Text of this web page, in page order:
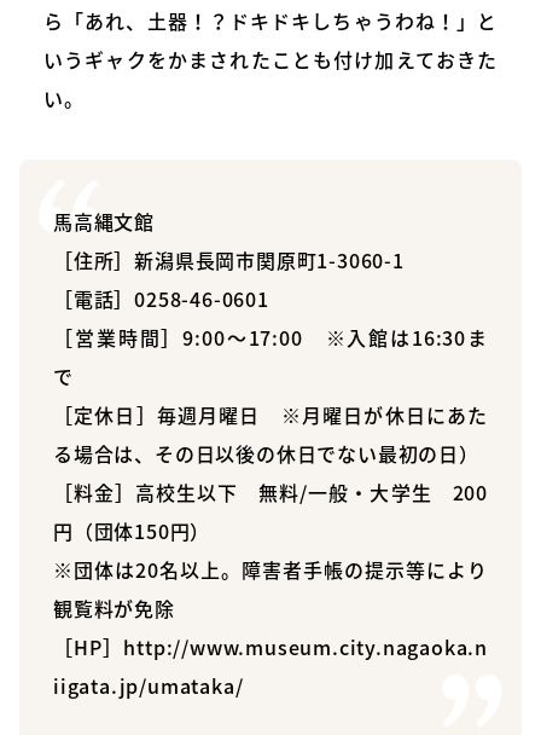
ら「あれ、土器！？ドキドキしちゃうわね！」と
いうギャクをかまされたことも付け加えておきた
い。
馬高縄文館
［住所］新潟県長岡市関原町1-3060-1
［電話］0258-46-0601
［営業時間］9:00〜17:00 ※入館は16:30ま
で
［定休日］毎週月曜日 ※月曜日が休日にあた
る場合は、その日以後の休日でない最初の日）
［料金］高校生以下 無料/一般・大学生 200
円（団体150円）
※団体は20名以上。障害者手帳の提示等により
観覧料が免除
［HP］ http://www.museum.city.nagaoka.n
iigata.jp/umataka/